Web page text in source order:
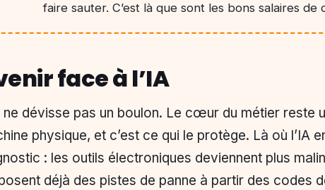
faire sauter. C’est là que sont les bons salaires de
face à l’IA
ne dévisse pas un boulon. Le cœur du métier reste
physique, et c’est ce qui le protège. Là où l’IA
: les outils électroniques deviennent plus
déjà des pistes de panne à partir des codes